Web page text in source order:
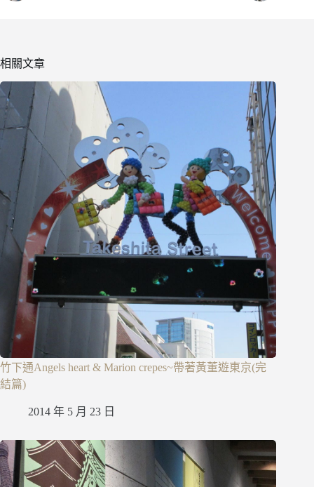
相關文章
竹下通Angels heart & Marion crepes~帶著黃董遊東京(完
結篇)
2014 年 5 月 23 日